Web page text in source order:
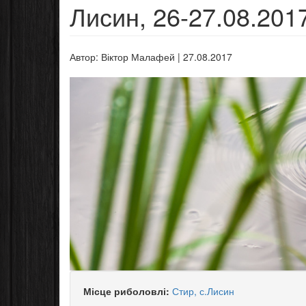
Лисин, 26-
Автор: Віктор Малафей | 27.08.2017
Місце риболовлі: Стир, с.Лисин